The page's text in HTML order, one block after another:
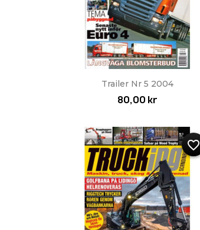
Snabbvy
Trailer Nr 5 2004
80,00 kr
favorite_border